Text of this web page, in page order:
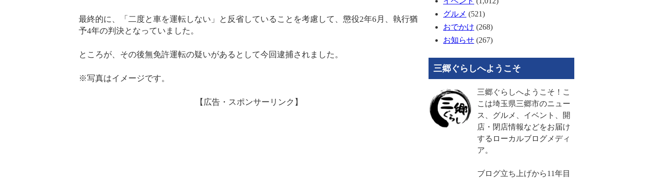
最終的に、「二度と車を運転しない」と反省していることを考慮して、懲役2年6月、執行猶
予4年の判決となっていました。
ところが、その後無免許運転の疑いがあるとして今回逮捕されました。
※写真はイメージです。
【広告・スポンサーリンク】
グルメ (521)
おでかけ (268)
お知らせ (267)
三郷ぐらしへようこそ
三郷ぐらしへようこそ！こ
こは埼玉県三郷市のニュー
ス、グルメ、イベント、開
店・閉店情報などをお届け
するローカルブログメディ
ア。
ブログ立ち上げから11年目